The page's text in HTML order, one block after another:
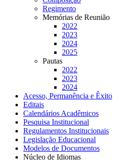
Regimento
Memórias de Reunião
2022
2023
2024
2025
Pautas
2022
2023
2024
Acesso, Permanência e Êxito
Editais
Calendários Acadêmicos
Pesquisa Institucional
Regulamentos Institucionais
Legislação Educacional
Modelos de Documentos
Núcleo de Idiomas